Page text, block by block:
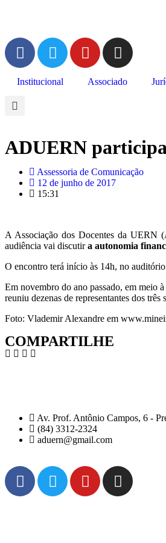
Institucional Associado
ADUERN
Assessoria de Comunicação
12 de junho de 2017
15:31
A Associação dos Docentes da UERN
audiência vai discutira autonomia
O encontro terá início às 14h, no
Em novembro do ano passado, em meio
reuniu dezenas de representantes dos três
Foto: Vlademir Alexandre em
COMPARTILHE
Av. Prof. Antônio Campos, 6 -
(84) 3312-2324
aduern@gmail.com